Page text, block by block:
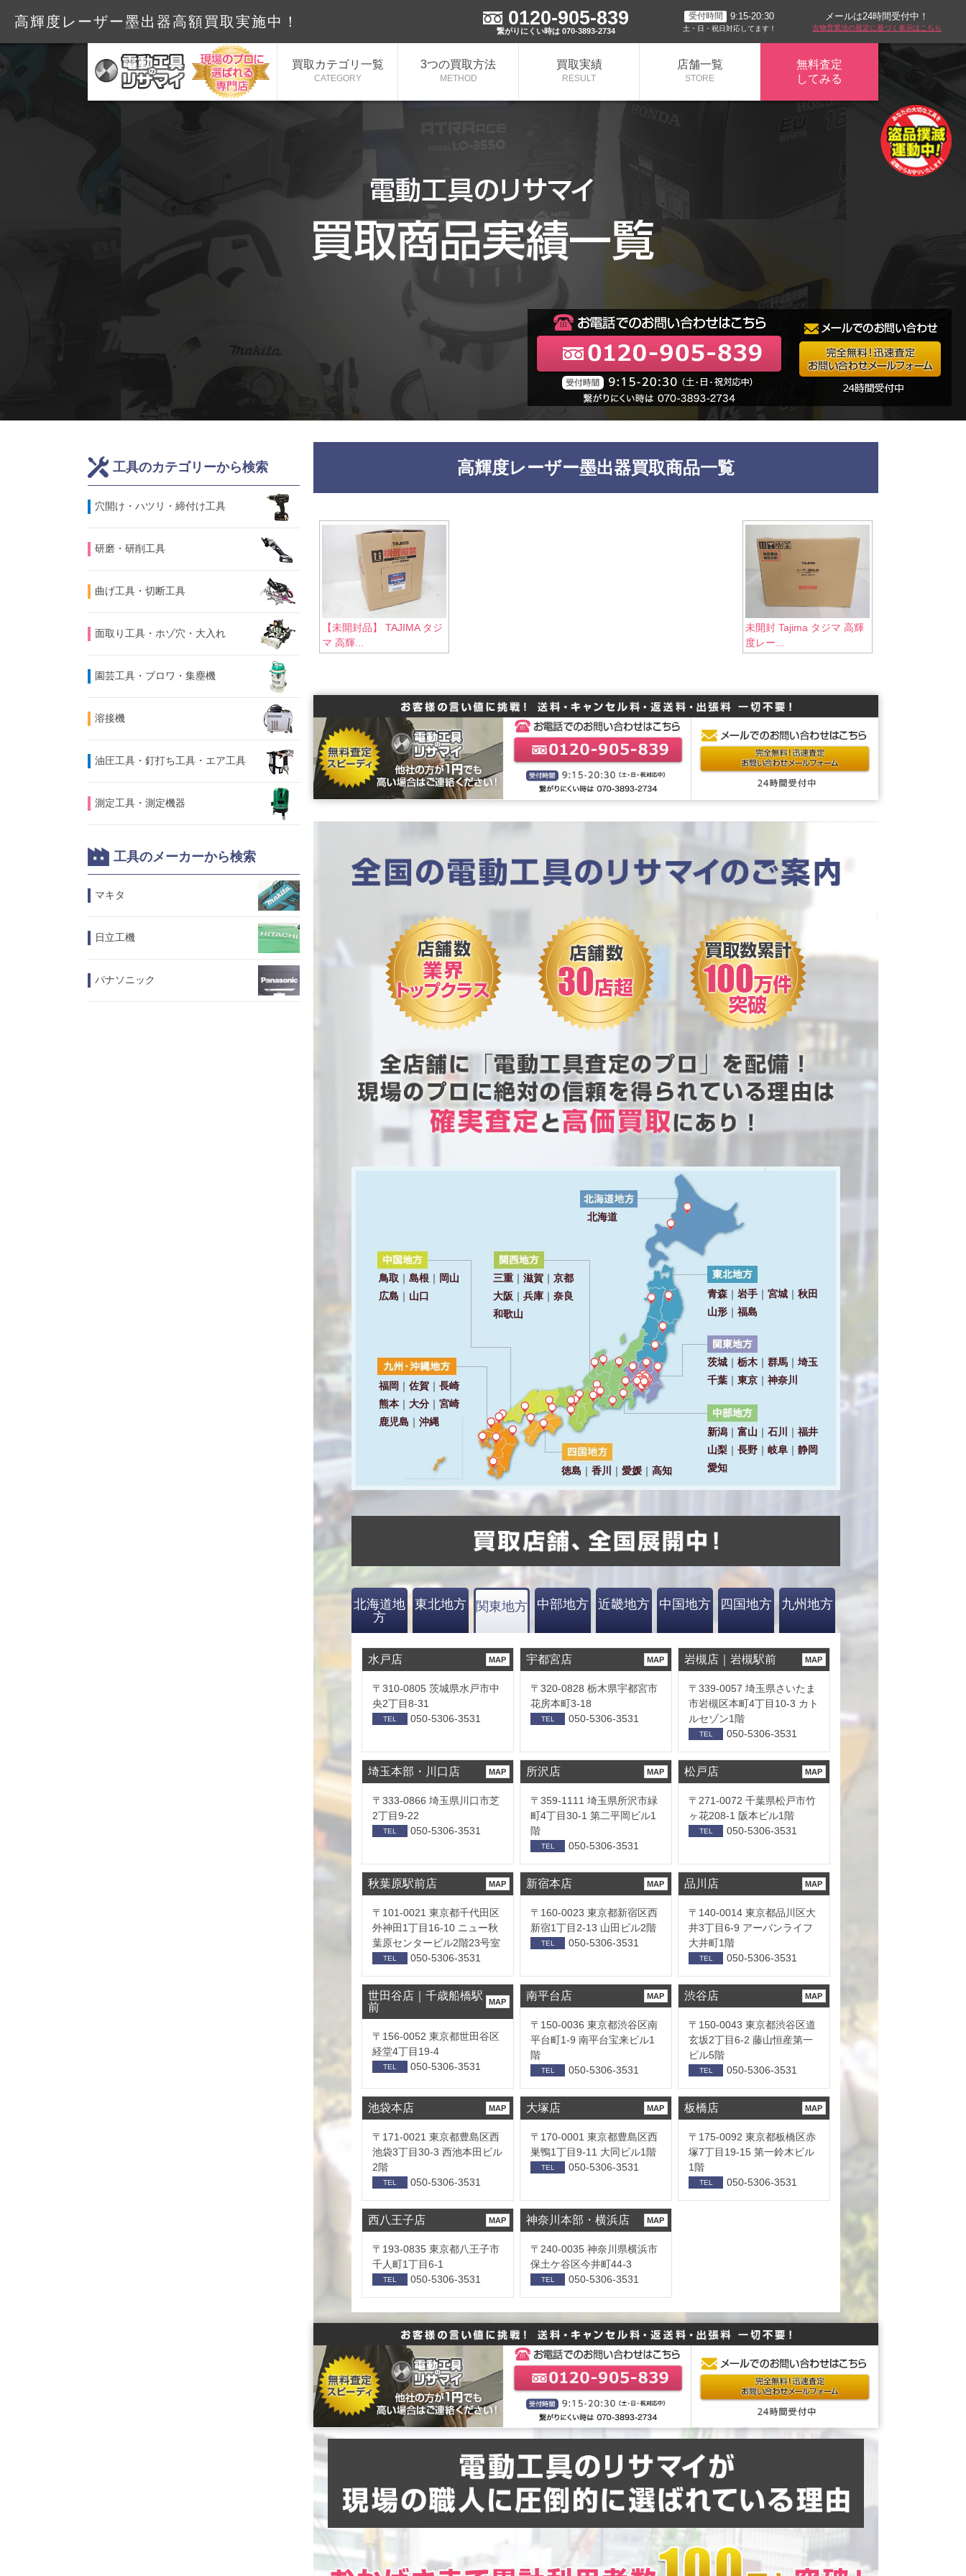
高輝度レーザー墨出器高額買取実施中！ 0120-905-839
繋がりにくい時は 070-3893-2734
受付時間 9:15-20:30
土・日・祝日対応してます！
メールは24時間受付中！
古物営業法の規定に基づく表示はこちら
買取カテゴリ一覧
CATEGORY
3つの買取方法
METHOD
買取実績
RESULT
店舗一覧
STORE
無料査定
してみる
工具のカテゴリーから検索
⽳開け・ハツリ・締付け工具
研磨・研削工具
曲げ工具・切断工具
面取り工具・ホゾ穴・大入れ
園芸工具・ブロワ・集塵機
溶接機
油圧工具・釘打ち工具・エア工具
測定工具・測定機器
工具のメーカーから検索
マキタ
日立工機
パナソニック
高輝度レーザー墨出器買取商品一覧
【未開封品】 TAJIMA タジ
マ 高輝...
未開封 Tajima タジマ 高輝
度レー...
北海道地
方
東北地方 関東地方 中部地方 近畿地方 中国地方 四国地方 九州地方
水戸店 MAP
〒310-0805 茨城県水戸市中
央2丁目8-31
TEL 050-5306-3531
宇都宮店 MAP
〒320-0828 栃木県宇都宮市
花房本町3-18
TEL 050-5306-3531
岩槻店｜岩槻駅前 MAP
〒339-0057 埼玉県さいたま
市岩槻区本町4丁目10-3 カト
ルセゾン1階
TEL 050-5306-3531
埼玉本部・川口店 MAP
〒333-0866 埼玉県川口市芝
2丁目9-22
TEL 050-5306-3531
所沢店 MAP
〒359-1111 埼玉県所沢市緑
町4丁目30-1 第二平岡ビル1
階
TEL 050-5306-3531
松戸店 MAP
〒271-0072 千葉県松戸市竹
ヶ花208-1 阪本ビル1階
TEL 050-5306-3531
秋葉原駅前店 MAP
〒101-0021 東京都千代田区
外神田1丁目16-10 ニュー秋
葉原センタービル2階23号室
TEL 050-5306-3531
新宿本店 MAP
〒160-0023 東京都新宿区西
新宿1丁目2-13 山田ビル2階
TEL 050-5306-3531
品川店 MAP
〒140-0014 東京都品川区大
井3丁目6-9 アーバンライフ
大井町1階
TEL 050-5306-3531
世田谷店｜千歳船橋駅
前
MAP
〒156-0052 東京都世田谷区
経堂4丁目19-4
TEL 050-5306-3531
南平台店 MAP
〒150-0036 東京都渋谷区南
平台町1-9 南平台宝来ビル1
階
TEL 050-5306-3531
渋谷店 MAP
〒150-0043 東京都渋谷区道
玄坂2丁目6-2 藤山恒産第一
ビル5階
TEL 050-5306-3531
池袋本店 MAP
〒171-0021 東京都豊島区西
池袋3丁目30-3 西池本田ビル
2階
TEL 050-5306-3531
大塚店 MAP
〒170-0001 東京都豊島区西
巣鴨1丁目9-11 大同ビル1階
TEL 050-5306-3531
板橋店 MAP
〒175-0092 東京都板橋区赤
塚7丁目19-15 第一鈴木ビル
1階
TEL 050-5306-3531
西八王子店 MAP
〒193-0835 東京都八王子市
千人町1丁目6-1
TEL 050-5306-3531
神奈川本部・横浜店 MAP
〒240-0035 神奈川県横浜市
保⼟ケ⾕区今井町44-3
TEL 050-5306-3531